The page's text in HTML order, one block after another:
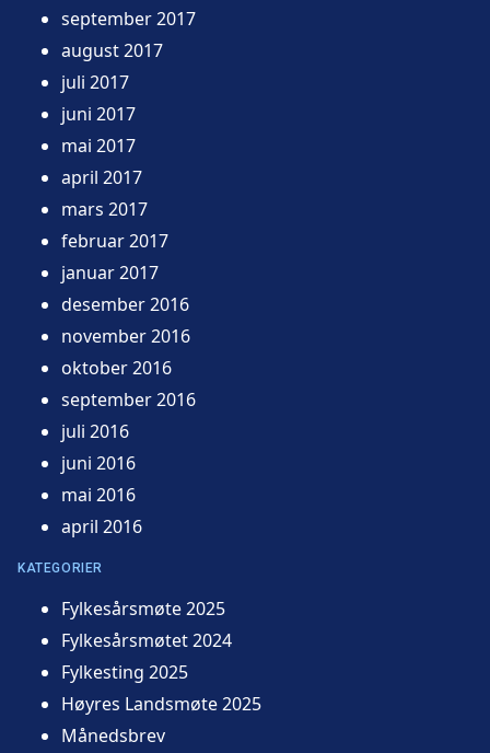
september 2017
august 2017
juli 2017
juni 2017
mai 2017
april 2017
mars 2017
februar 2017
januar 2017
desember 2016
november 2016
oktober 2016
september 2016
juli 2016
juni 2016
mai 2016
april 2016
KATEGORIER
Fylkesårsmøte 2025
Fylkesårsmøtet 2024
Fylkesting 2025
Høyres Landsmøte 2025
Månedsbrev